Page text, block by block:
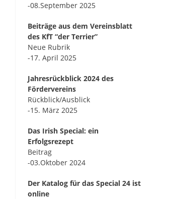
-08.September 2025
Beiträge aus dem Vereinsblatt
des KfT “der Terrier”
Neue Rubrik
-17. April 2025
Jahresrückblick 2024 des
Fördervereins
Rückblick/Ausblick
-15. März 2025
Das Irish Special: ein
Erfolgsrezept
Beitrag
-03.Oktober 2024
Der Katalog für das Special 24 ist
online